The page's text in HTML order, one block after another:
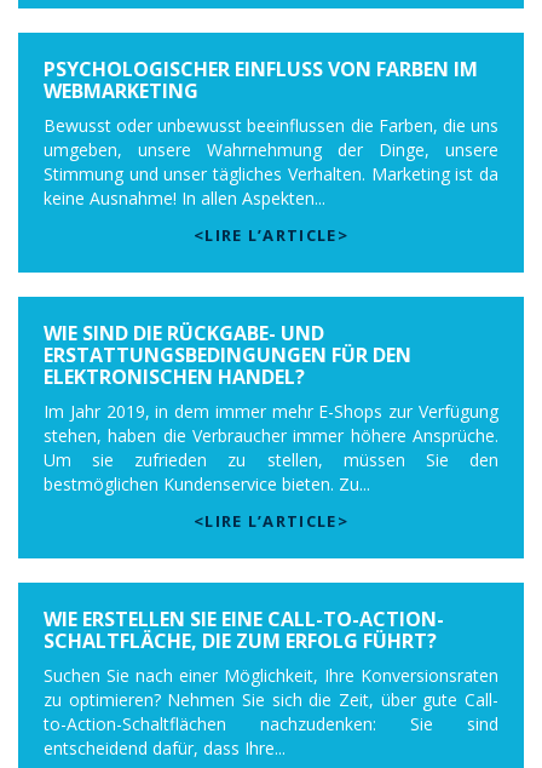
PSYCHOLOGISCHER EINFLUSS VON FARBEN IM
WEBMARKETING
Bewusst oder unbewusst beeinflussen die Farben, die uns
umgeben, unsere Wahrnehmung der Dinge, unsere
Stimmung und unser tägliches Verhalten. Marketing ist da
keine Ausnahme! In allen Aspekten...
<LIRE L’ARTICLE>
WIE SIND DIE RÜCKGABE- UND
ERSTATTUNGSBEDINGUNGEN FÜR DEN
ELEKTRONISCHEN HANDEL?
Im Jahr 2019, in dem immer mehr E-Shops zur Verfügung
stehen, haben die Verbraucher immer höhere Ansprüche.
Um sie zufrieden zu stellen, müssen Sie den
bestmöglichen Kundenservice bieten. Zu...
<LIRE L’ARTICLE>
WIE ERSTELLEN SIE EINE CALL-TO-ACTION-
SCHALTFLÄCHE, DIE ZUM ERFOLG FÜHRT?
Suchen Sie nach einer Möglichkeit, Ihre Konversionsraten
zu optimieren? Nehmen Sie sich die Zeit, über gute Call-
to-Action-Schaltflächen nachzudenken: Sie sind
entscheidend dafür, dass Ihre...